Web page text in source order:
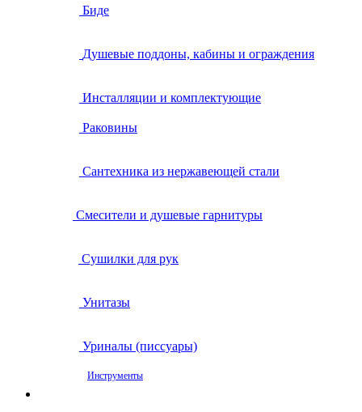
Биде
Душевые поддоны, кабины и ограждения
Инсталляции и комплектующие
Раковины
Сантехника из нержавеющей стали
Смесители и душевые гарнитуры
Сушилки для рук
Унитазы
Уриналы (писсуары)
Инструменты